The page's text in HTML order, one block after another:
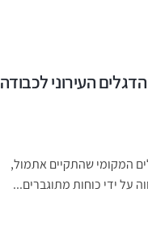
הדגלים העירוני לכבודה
המקומי שהתקיים אתמול,
על ידי כוחות מתוגברים...